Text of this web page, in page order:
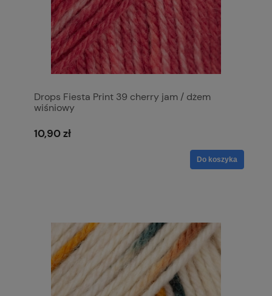
Drops Fiesta Print 39 cherry jam / dżem
wiśniowy
10,90 zł
Do koszyka